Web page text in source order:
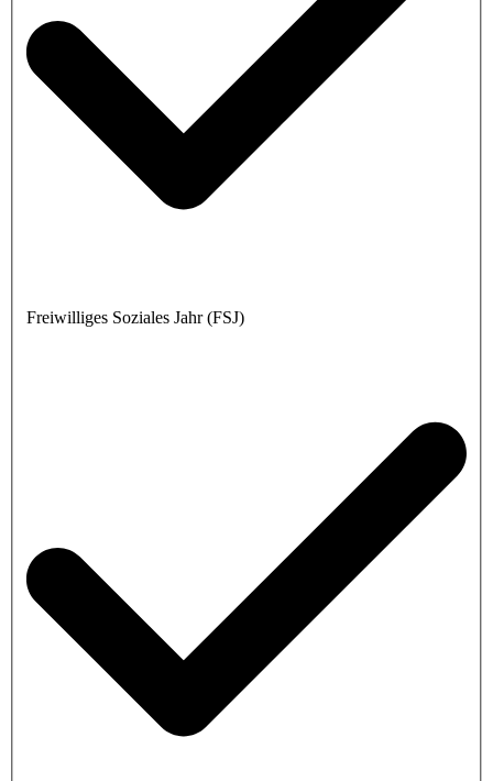
Freiwilliges Soziales Jahr (FSJ)